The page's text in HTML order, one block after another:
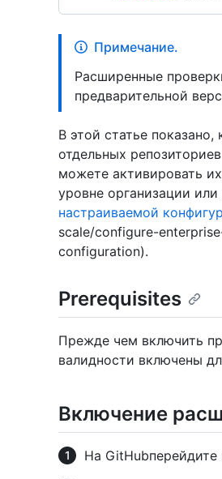
Примечание.
Расширенные
предварительной
В этой статье
отдельных
можете активировать
уровне организации
настраиваемой
scale/configure-
configuration).
Prerequisites
Прежде чем включить
валидности включены
Включение
На GitHubперейдите